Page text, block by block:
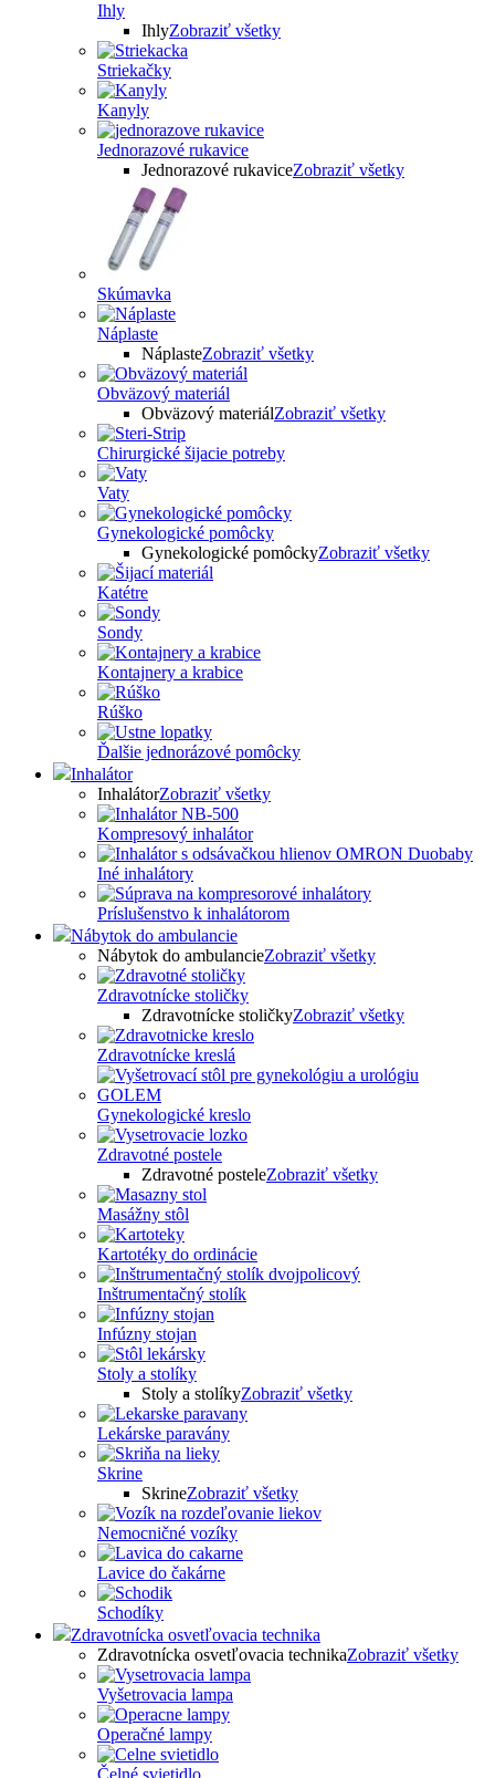
Ihly
IhlyZobraziť všetky
Striekačky
Kanyly
Jednorazové rukavice
Jednorazové rukaviceZobraziť všetky
Skúmavka
Náplaste
NáplasteZobraziť všetky
Obväzový materiál
Obväzový materiálZobraziť všetky
Chirurgické šijacie potreby
Vaty
Gynekologické pomôcky
Gynekologické pomôckyZobraziť všetky
Katétre
Sondy
Kontajnery a krabice
Rúško
Ďalšie jednorázové pomôcky
Inhalátor
InhalátorZobraziť všetky
Kompresový inhalátor
Iné inhalátory
Príslušenstvo k inhalátorom
Nábytok do ambulancie
Nábytok do ambulancieZobraziť všetky
Zdravotnícke stoličky
Zdravotnícke stoličkyZobraziť všetky
Zdravotnícke kreslá
Gynekologické kreslo
Zdravotné postele
Zdravotné posteleZobraziť všetky
Masážny stôl
Kartotéky do ordinácie
Inštrumentačný stolík
Infúzny stojan
Stoly a stolíky
Stoly a stolíkyZobraziť všetky
Lekárske paravány
Skrine
SkrineZobraziť všetky
Nemocničné vozíky
Lavice do čakárne
Schodíky
Zdravotnícka osvetľovacia technika
Zdravotnícka osvetľovacia technikaZobraziť všetky
Vyšetrovacia lampa
Operačné lampy
Čelné svietidlo